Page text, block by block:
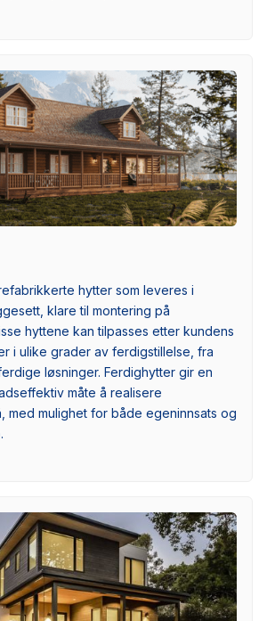
hytter som leveres i
klare til montering på
hyttene kan tilpasses etter kundens
i ulike grader av ferdigstillelse, fra
løsninger. Ferdighytter gir en
måte å realisere
med mulighet for både egeninnsats og